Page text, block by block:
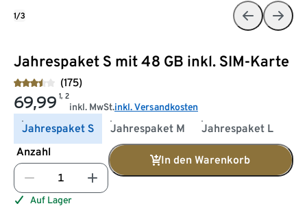
Jahrespaket S mit 48 GB inkl. SIM-Karte
(175)
69,99 1, 2
inkl. MwSt.inkl. Versandkosten
Jahrespaket S Jahrespaket M
Jahrespaket L
Anzahl
In den Warenkorb
Auf Lager
1/3